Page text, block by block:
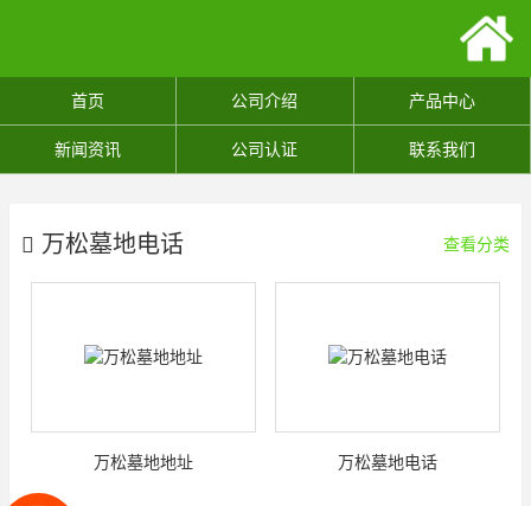
首页 公司介绍 产品中心
新闻资讯 公司认证 联系我们
万松墓地电话 查看分类
万松墓地地址 万松墓地电话